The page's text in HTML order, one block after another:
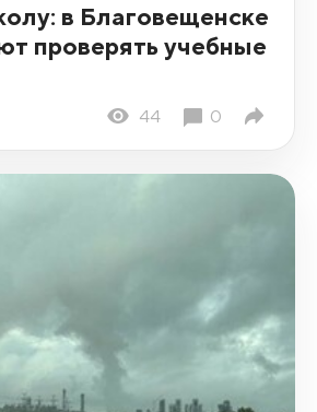
в Благовещенске
проверять учебные
44 0